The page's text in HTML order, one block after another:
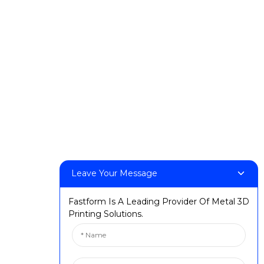
Contacta amb nosaltres
:+86 13524325881
: info@fastform3d.com
: Edifici 14, Biobay Park, núm. 9 Weixin Road, ciutat de
Suzhou, província de Jiangsu, Xina
Leave Your Message
Fastform Is A Leading Provider Of Metal 3D
Printing Solutions.